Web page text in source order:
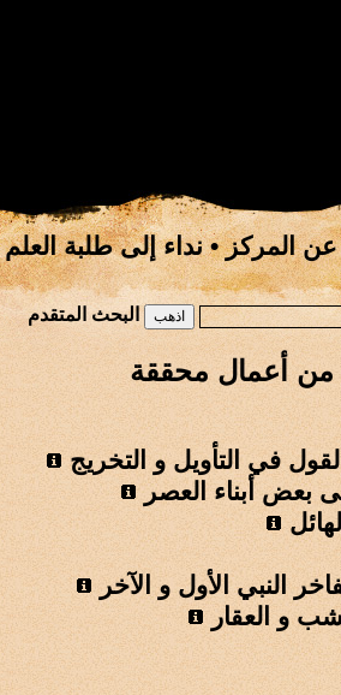
عن المركز•نداء إلى طلبة العلم
البحث المتقدم
من أعمال محققة
في التأويل و التخريج
بعض أبناء العصر
النبي الأول و الآخر
و العقار